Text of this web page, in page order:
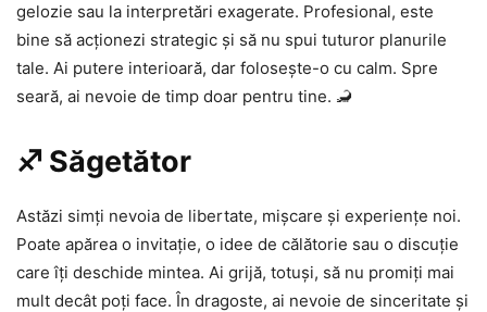
gelozie sau la interpretări exagerate. Profesional, este
bine să acționezi strategic și să nu spui tuturor planurile
tale. Ai putere interioară, dar folosește-o cu calm. Spre
seară, ai nevoie de timp doar pentru tine. 🦂
♐ Săgetător
Astăzi simți nevoia de libertate, mișcare și experiențe noi.
Poate apărea o invitație, o idee de călătorie sau o discuție
care îți deschide mintea. Ai grijă, totuși, să nu promiți mai
mult decât poți face. În dragoste, ai nevoie de sinceritate și